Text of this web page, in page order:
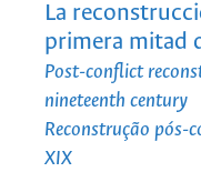
La
primera mitad
Post-conflict
nineteenth century
Reconstrução pós-
XIX